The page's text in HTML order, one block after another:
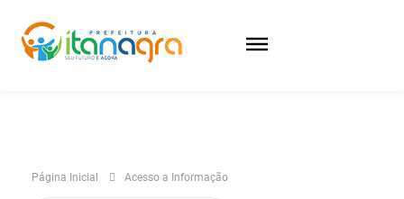
Página Inicial Acesso a Informação